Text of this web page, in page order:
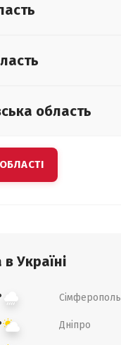
область
Україні
Сімферополь
Дніпро